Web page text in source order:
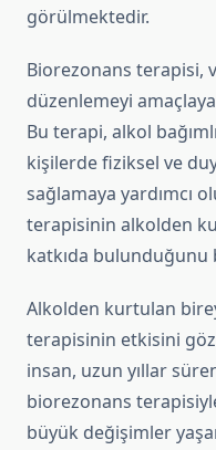
görülmektedir.
Biorezonans terapisi,
düzenlemeyi
Bu terapi, alkol
kişilerde fiziksel ve
sağlamaya yardımcı
terapisinin alkolden
katkıda bulunduğunu
Alkolden kurtulan
terapisinin etkisini
insan, uzun yıllar
biorezonans
büyük değişimler